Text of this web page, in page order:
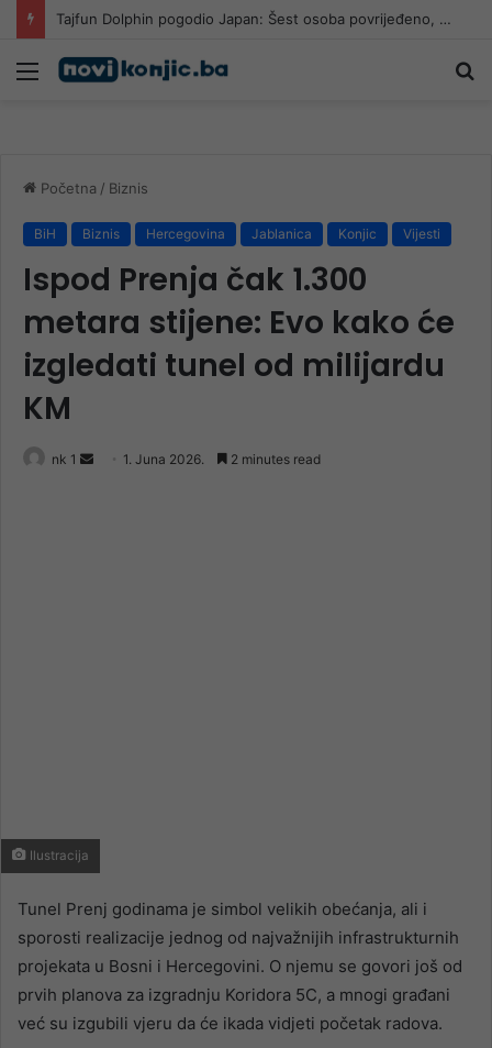
Tajfun Dolphin pogodio Japan: Šest osoba povrijeđeno, više od 50.000 objekata ostalo bez struje
Meni
Početna / Biznis
BiH Biznis Hercegovina Jablanica Konjic Vijesti
Ispod Prenja čak 1.300
metara stijene: Evo kako će
izgledati tunel od milijardu
KM
nk 1
Send 1. Juna 2026. 2 minutes read
Ilustracija
Tunel Prenj godinama je simbol velikih obećanja, ali i
sporosti realizacije jednog od najvažnijih infrastrukturnih
projekata u Bosni i Hercegovini. O njemu se govori još od
prvih planova za izgradnju Koridora 5C, a mnogi građani
već su izgubili vjeru da će ikada vidjeti početak radova.